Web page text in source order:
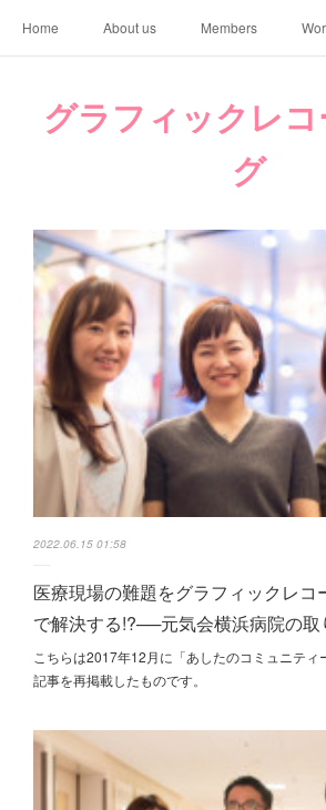
Home About us Members
グラフィックレ
グ
2022.06.15 01:58
医療現場の難題をグラフィックレコ
で解決する!?──元気会横浜病院の
こちらは2017年12月に「あしたのコミュニティ
記事を再掲載したものです。